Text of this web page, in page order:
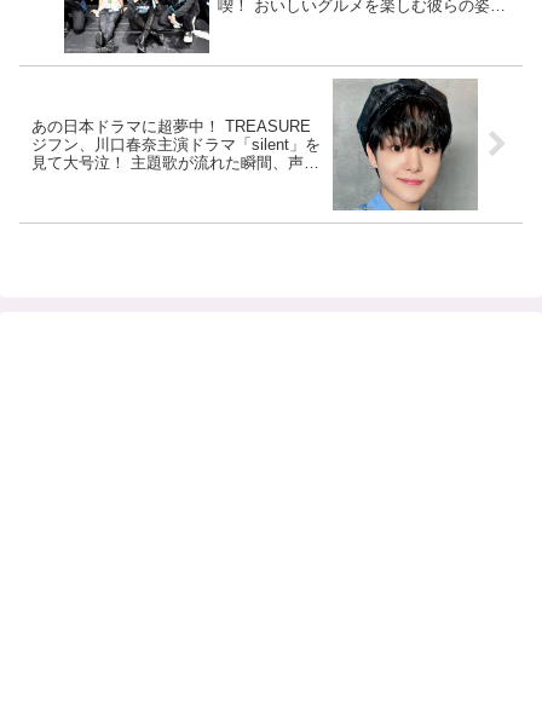
喫！ おいしいグルメを楽しむ彼らの姿に
あの日本ドラマに超夢中！ TREASURE
ジフン、川口春奈主演ドラマ「silent」を
見て大号泣！ 主題歌が流れた瞬間、声を